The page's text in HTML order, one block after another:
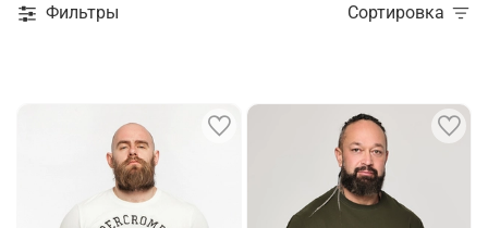
Фильтры Сортировка